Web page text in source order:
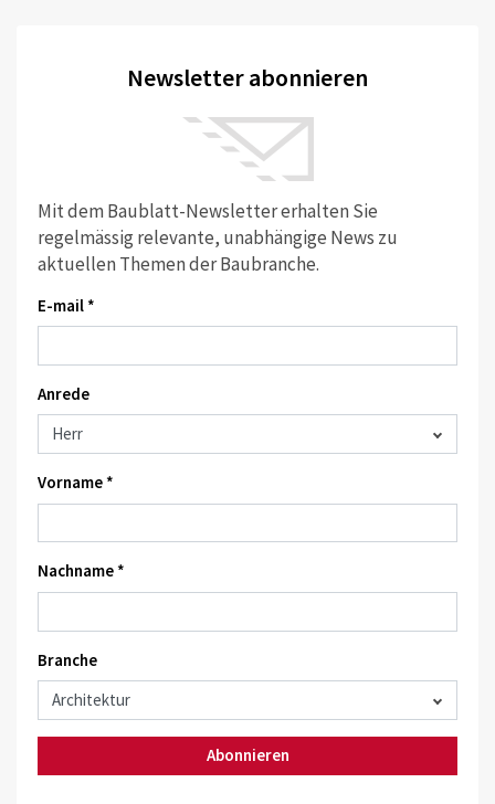
Newsletter abonnieren
Mit dem Baublatt-Newsletter erhalten Sie
regelmässig relevante, unabhängige News zu
aktuellen Themen der Baubranche.
E-mail *
Anrede
Vorname *
Nachname *
Branche
Abonnieren